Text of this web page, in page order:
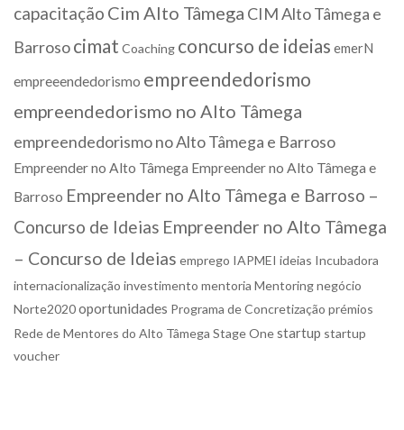
capacitação Cim Alto Tâmega CIM Alto Tâmega e
Barrosocimat Coaching concurso de ideias emerN
empreeendedorismo empreendedorismo
empreendedorismo no Alto Tâmega
empreendedorismo no Alto Tâmega e Barroso
Empreender no Alto Tâmega Empreender no Alto Tâmega e
Barroso Empreender no Alto Tâmega e Barroso –
Concurso de Ideias Empreender no Alto Tâmega
– Concurso de Ideias emprego IAPMEI ideias Incubadora
internacionalização investimento mentoria Mentoringnegócio
Norte2020oportunidades Programa de Concretização prémios
Rede de Mentores do Alto Tâmega Stage Onestartup startup
voucher